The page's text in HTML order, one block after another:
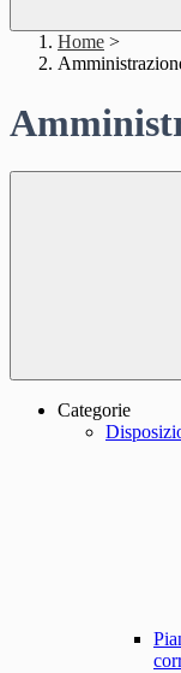
Home >
Categorie